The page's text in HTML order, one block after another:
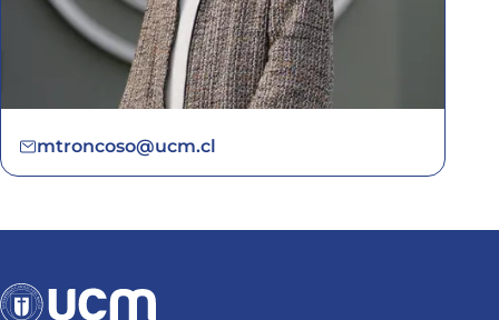
mtroncoso@ucm.cl